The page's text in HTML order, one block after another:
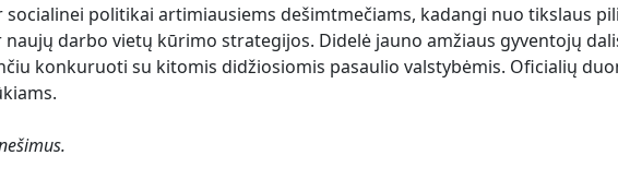
politikai artimiausiems dešimtmečiams, kadangi nuo tikslaus
darbo vietų kūrimo strategijos. Didelė jauno amžiaus gyventojų
konkuruoti su kitomis didžiosiomis pasaulio valstybėmis. Oficialių